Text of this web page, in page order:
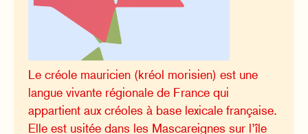
Le créole mauricien (kréol morisien) est une
langue vivante régionale de France qui
appartient aux créoles à base lexicale française.
Elle est usitée dans les Mascareignes sur l’île